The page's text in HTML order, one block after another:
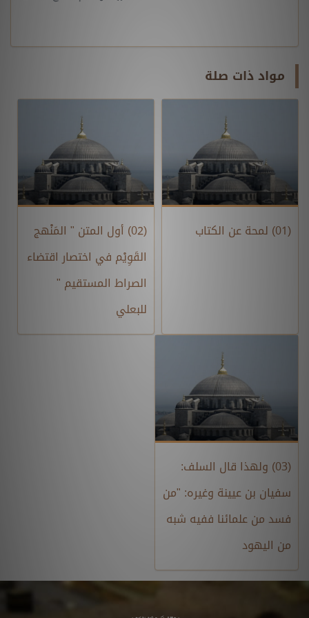
مواد ذات صلة
(01) لمحة عن الكتاب
(02) أول المتن " المَنْهج
القَوِيْم في اختصار اقتضاء
الصراط المستقيم "
للبعلي
(03) ولهذا قال السلف:
سفيان بن عيينة وغيره: "من
فسد من علمائنا ففيه شبه
من اليهود